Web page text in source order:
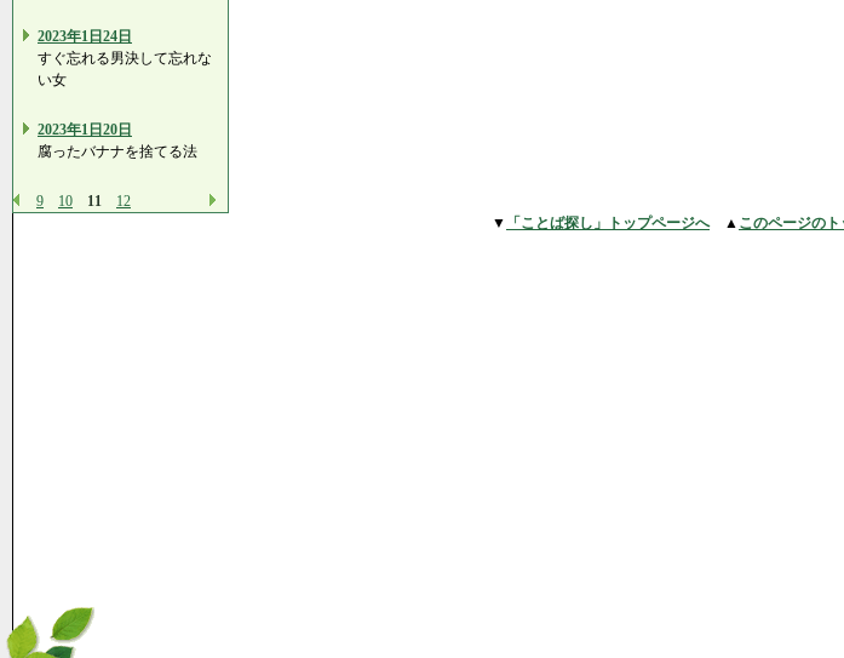
2023年1日24日
すぐ忘れる男決して忘れな
い女
2023年1日20日
腐ったバナナを捨てる法
9 10 11 12
▼ 「ことば探し」トップページへ▲ このページのト